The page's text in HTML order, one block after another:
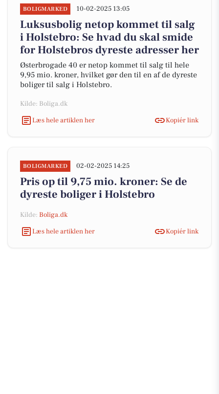
BOLIGMARKED 10-02-2025 13:05
Luksusbolig netop kommet til salg
i Holstebro: Se hvad du skal smide
for Holstebros dyreste adresser her
Østerbrogade 40 er netop kommet til salg til hele
9,95 mio. kroner, hvilket gør den til en af de dyreste
boliger til salg i Holstebro.
Kilde: Boliga.dk
Læs hele artiklen her
Kopiér link
BOLIGMARKED 02-02-2025 14:25
Pris op til 9,75 mio. kroner: Se de
dyreste boliger i Holstebro
Kilde: Boliga.dk
Læs hele artiklen her
Kopiér link